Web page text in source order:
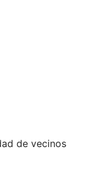
de vecinos